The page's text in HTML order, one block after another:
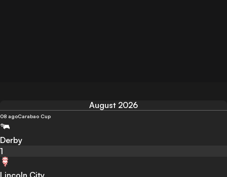
August 2026
08 agoCarabao Cup
Derby
1
Lincoln City